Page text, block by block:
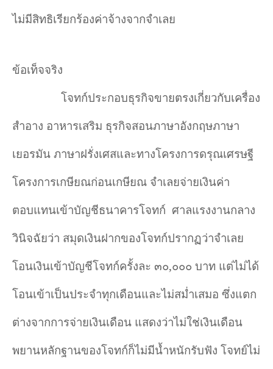
ไม่มีสิทธิเรียกร้องค่าจ้างจากจำเลย
ข้อเท็จจริง
โจทก์ประกอบธุรกิจขายตรงเกี่ยวกับเครื่อง
สำอาง อาหารเสริม ธุรกิจสอนภาษาอังกฤษภาษา
เยอรมัน ภาษาฝรั่งเศสและทางโครงการดรุณเศรษฐี
โครงการเกษียณก่อนเกษียณ จำเลยจ่ายเงินค่า
ตอบแทนเข้าบัญชีธนาคารโจทก์ ศาลแรงงานกลาง
วินิจฉัยว่า สมุดเงินฝากของโจทก์ปรากฏว่าจำเลย
โอนเงินเข้าบัญชีโจทก์ครั้งละ ๓๐,๐๐๐ บาท แต่ไม่ได้
โอนเข้าเป็นประจำทุกเดือนและไม่สม่ำเสมอ ซึ่งแตก
ต่างจากการจ่ายเงินเดือน แสดงว่าไม่ใช่เงินเดือน
พยานหลักฐานของโจทก์ก็ไม่มีน้ำหนักรับฟัง โจทย์ไม่